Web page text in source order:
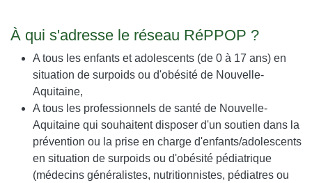
À qui s'adresse le réseau RéPPOP ?
A tous les enfants et adolescents (de 0 à 17 ans) en
situation de surpoids ou d'obésité de Nouvelle-
Aquitaine,
A tous les professionnels de santé de Nouvelle-
Aquitaine qui souhaitent disposer d'un soutien dans la
prévention ou la prise en charge d'enfants/adolescents
en situation de surpoids ou d'obésité pédiatrique
(médecins généralistes, nutritionnistes, pédiatres ou